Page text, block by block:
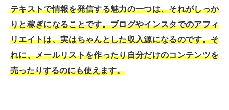
テキストで情報を発信する魅力の一つは、それがしっか
りと稼ぎになることです。ブログやインスタでのアフィ
リエイトは、実はちゃんとした収入源になるのです。そ
れに、メールリストを作ったり自分だけのコンテンツを
売ったりするのにも使えます。